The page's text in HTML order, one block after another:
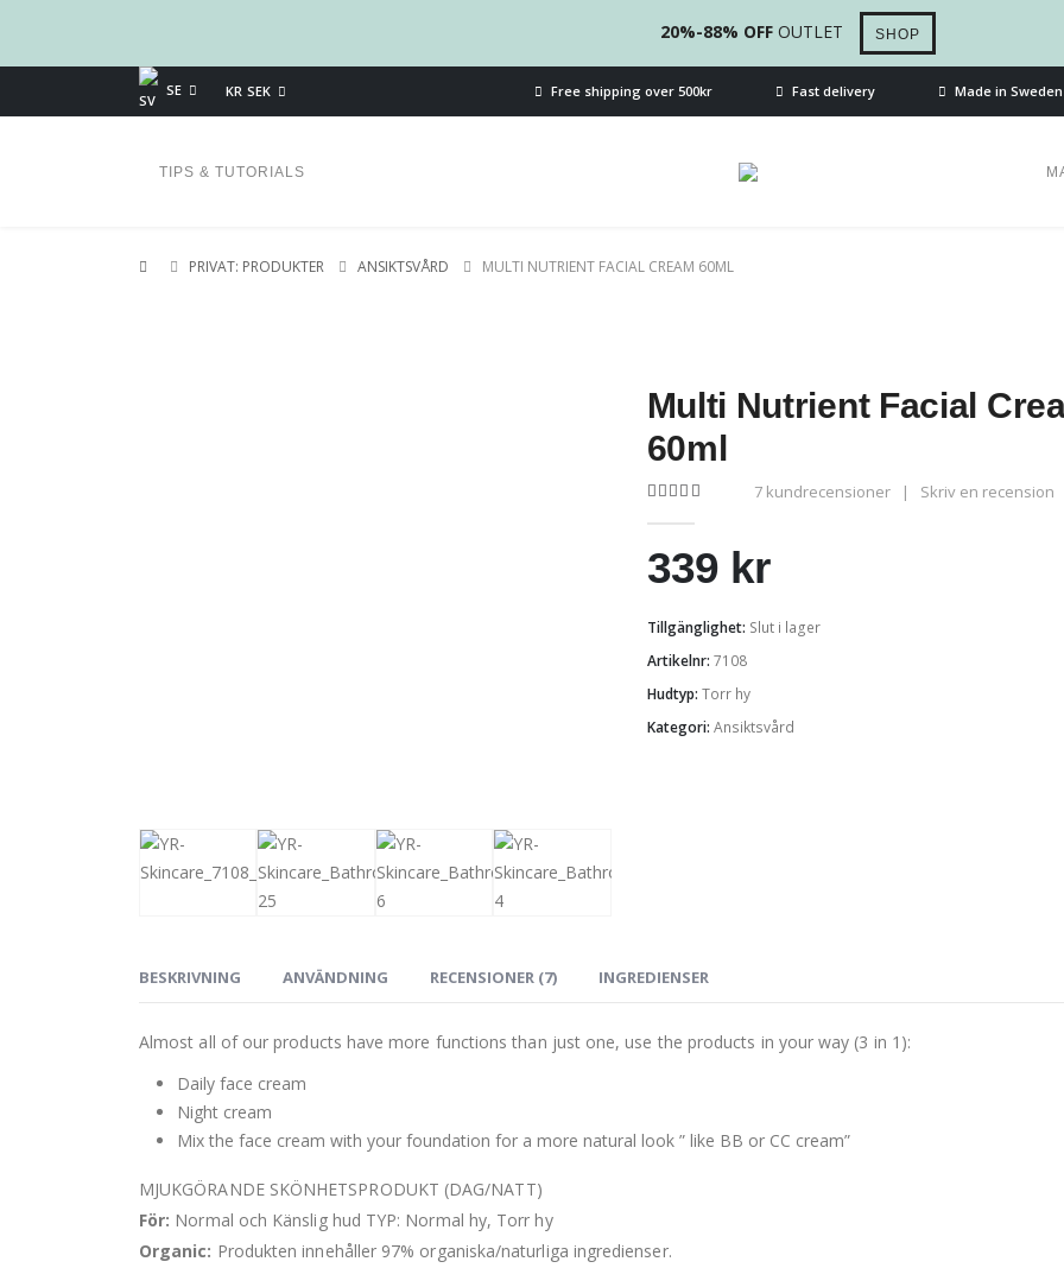
20%-88% OFF OUTLET SHOP
SE KR SEK Free shipping over 500kr Fast delivery Made in Sweden
TIPS & TUTORIALS
PRIVAT: PRODUKTER ANSIKTSVÅRD MULTI NUTRIENT FACIAL CREAM 60ML
Multi Nutrient Facial
60ml
7kundrecensioner | Skriv en recension
339 kr
Tillgänglighet: Slut i lager
Artikelnr: 7108
Hudtyp: Torr hy
Kategori: Ansiktsvård
BESKRIVNING ANVÄNDNING RECENSIONER (7) INGREDIENSER
Almost all of our products have more functions than just one, use the products in your way (3 in 1):
Daily face cream
Night cream
Mix the face cream with your foundation for a more natural look ” like BB or CC cream”
MJUKGÖRANDE SKÖNHETSPRODUKT (DAG/NATT)
För: Normal och Känslig hud TYP: Normal hy, Torr hy
Organic: Produkten innehåller 97% organiska/naturliga ingredienser.